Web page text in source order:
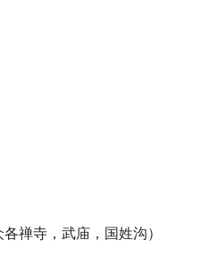
禅寺，武庙，国姓沟）